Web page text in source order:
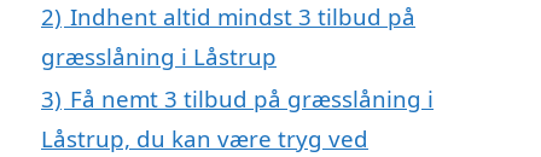
2) Indhent altid mindst 3 tilbud på
græsslåning i Låstrup
3) Få nemt 3 tilbud på græsslåning i
Låstrup, du kan være tryg ved